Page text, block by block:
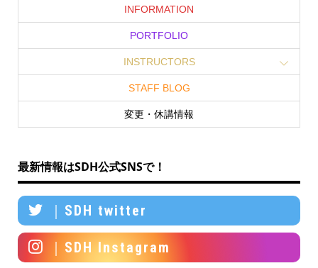
INFORMATION
PORTFOLIO
INSTRUCTORS
STAFF BLOG
変更・休講情報
最新情報はSDH公式SNSで！
｜SDH twitter
｜SDH Instagram